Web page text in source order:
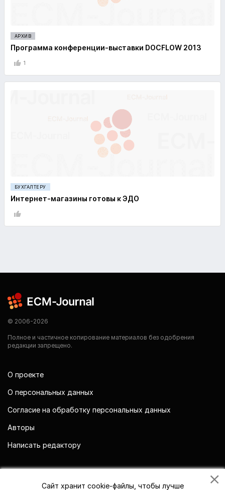
АРХИВ
Программа конференции-выставки DOCFLOW 2013
1
БУХГАЛТЕРУ
Интернет-магазины готовы к ЭДО
© 2006-2026
Полное и частичное копирование материалов без одобрения
редакции запрещено.
О проекте
О персональных данных
Согласие на обработку персональных данных
Авторы
Написать редактору
Сайт хранит cookie-файлы, чтобы лучше